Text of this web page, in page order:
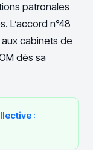
patronales
L’accord n°48
cabinets de
dès sa
: